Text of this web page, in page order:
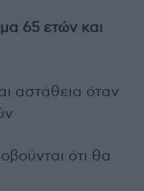
65 ετών και
αστάθεια όταν
ότι θα